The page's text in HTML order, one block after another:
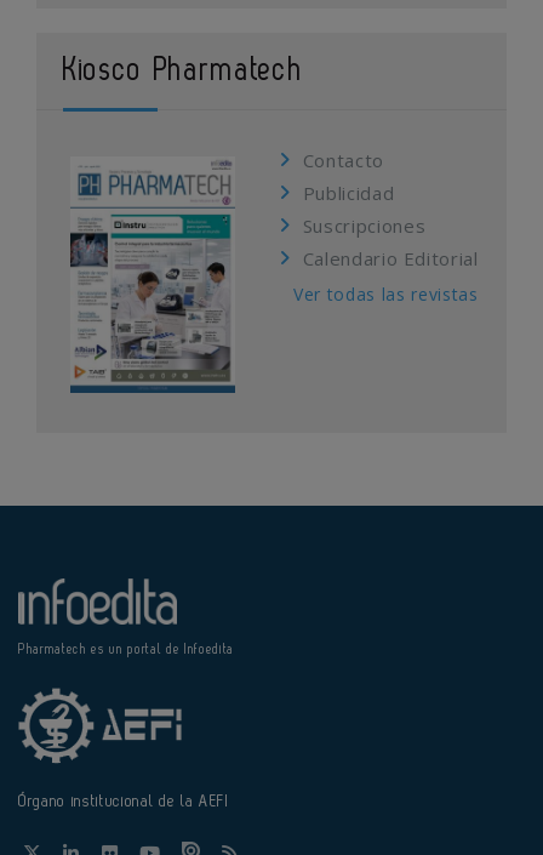
Kiosco Pharmatech
Contacto
Publicidad
Suscripciones
Calendario Editorial
Ver todas las revistas
Pharmatech es un portal de Infoedita
Órgano institucional de la AEFI